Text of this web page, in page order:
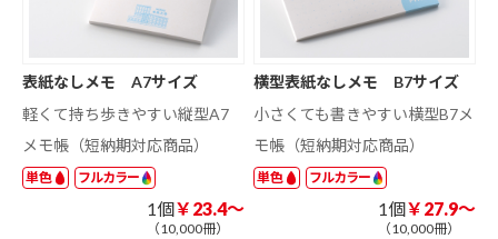
表紙なしメモ A7サイズ
軽くて持ち歩きやすい縦型A7
メモ帳（短納期対応商品）
単色 フルカラー
1個￥23.4～
（10,000冊）
横型表紙なしメモ B7サイズ
小さくても書きやすい横型B7メ
モ帳（短納期対応商品）
単色 フルカラー
1個￥27.9～
（10,000冊）